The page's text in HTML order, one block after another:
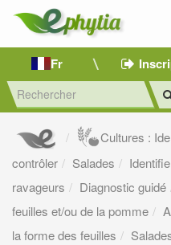
Fr
Cultures :
contrôler
Salades
ravageurs
Diagnostic guidé
feuilles et/ou de la pomme
la forme des feuilles